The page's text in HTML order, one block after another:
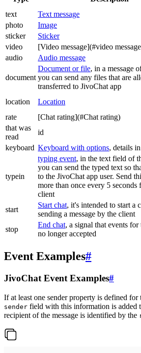
text
Text message
photo
Image
sticker
Sticker
video
[Video message](#video
audio
Audio message
document
Document or file, in a message
you can send any files that are
transferred to JivoChat app
location Location
rate
[Chat rating](#Chat rating)
that was
read
id
keyboard Keyboard with options, details
typein
typing event, in the text field of
you can send the typed text so
to the JivoChat app user. Send
more than once every 5 seconds
client
start
Start chat, it's intended to start a
sending a message by the client
stop
End chat, a signal that events for
no longer accepted
Event Examples#
JivoChat Event Examples#
If at least one sender property is defined for
sender field with this information is added
recipient of the message is identified by the